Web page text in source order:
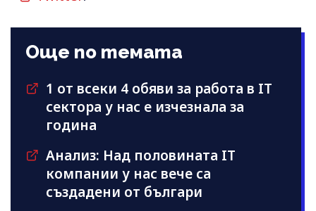
Още по темата
1 от всеки 4 обяви за работа в IT
сектора у нас е изчезнала за
година
Анализ: Над половината IT
компании у нас вече са
създадени от българи